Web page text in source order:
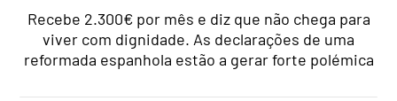
Recebe 2.300€ por mês e diz que não chega para
viver com dignidade. As declarações de uma
reformada espanhola estão a gerar forte polémica